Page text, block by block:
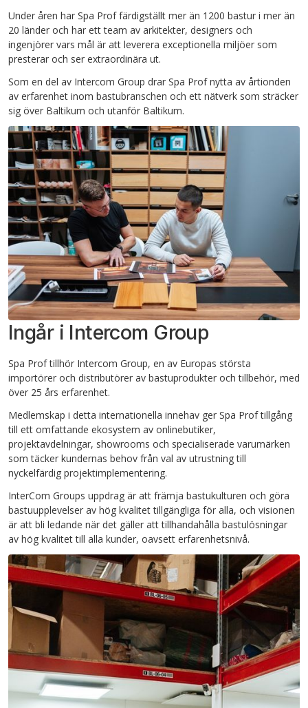
Under åren har Spa Prof färdigställt mer än 1200 bastur i mer än
20 länder och har ett team av arkitekter, designers och
ingenjörer vars mål är att leverera exceptionella miljöer som
presterar och ser extraordinära ut.
Som en del av Intercom Group drar Spa Prof nytta av årtionden
av erfarenhet inom bastubranschen och ett nätverk som sträcker
sig över Baltikum och utanför Baltikum.
Ingår i Intercom Group
Spa Prof tillhör Intercom Group, en av Europas största
importörer och distributörer av bastuprodukter och tillbehör, med
över 25 års erfarenhet.
Medlemskap i detta internationella innehav ger Spa Prof tillgång
till ett omfattande ekosystem av onlinebutiker,
projektavdelningar, showrooms och specialiserade varumärken
som täcker kundernas behov från val av utrustning till
nyckelfärdig projektimplementering.
InterCom Groups uppdrag är att främja bastukulturen och göra
bastuupplevelser av hög kvalitet tillgängliga för alla, och visionen
är att bli ledande när det gäller att tillhandahålla bastulösningar
av hög kvalitet till alla kunder, oavsett erfarenhetsnivå.